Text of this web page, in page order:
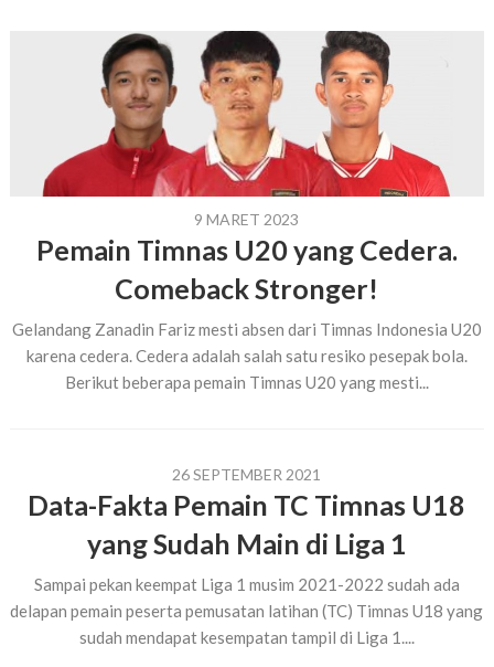
9 MARET 2023
Pemain Timnas U20 yang Cedera.
Comeback Stronger!
Gelandang Zanadin Fariz mesti absen dari Timnas Indonesia U20
karena cedera. Cedera adalah salah satu resiko pesepak bola.
Berikut beberapa pemain Timnas U20 yang mesti...
26 SEPTEMBER 2021
Data-Fakta Pemain TC Timnas U18
yang Sudah Main di Liga 1
Sampai pekan keempat Liga 1 musim 2021-2022 sudah ada
delapan pemain peserta pemusatan latihan (TC) Timnas U18 yang
sudah mendapat kesempatan tampil di Liga 1....